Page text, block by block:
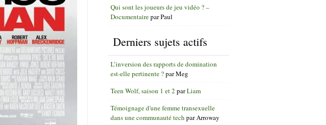
Qui sont les joueurs de jeu vidéo ? –
DocumentaireparPaul
Derniers sujets actifs
L’inversion des rapports de domination
est-elle pertinente ?parMeg
Teen Wolf, saison 1 et 2 parLiam
Témoignage d'une femme transexuelle
dans une communauté tech parArroway